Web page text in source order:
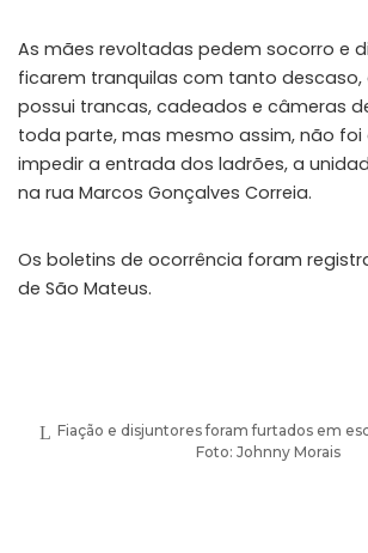
As mães revoltadas pedem socorro e
ficarem tranquilas com tanto descaso,
possui trancas, cadeados e câmeras
toda parte, mas mesmo assim, não foi
impedir a entrada dos ladrões, a
na rua Marcos Gonçalves Correia.
Os boletins de ocorrência foram
de São Mateus.
Fiação e disjuntores foram furtados em
Foto: Johnny Morais